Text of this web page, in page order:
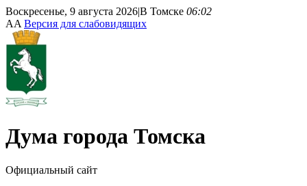
Воскресенье, 9 августа 2026|В Томске 06:02
AA Версия для слабовидящих
Дума города Томска
Официальный сайт